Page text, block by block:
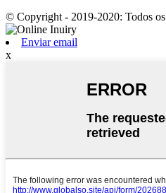
© Copyright - 2019-2020: Todos os
Enviar email
x